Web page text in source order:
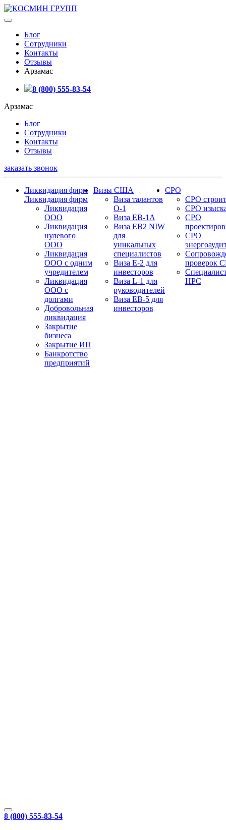
Блог
Сотрудники
Контакты
Отзывы
Арзамас
8 (800) 555-83-54
Арзамас
Блог
Сотрудники
Контакты
Отзывы
заказать звонок
Ликвидация фирм
Ликвидация фирм
Ликвидация
ООО
Ликвидация
нулевого
ООО
Ликвидация
ООО с одним
учредителем
Ликвидация
ООО с
долгами
Добровольная
ликвидация
Закрытие
бизнеса
Закрытие ИП
Банкротство
предприятий
Визы США
Виза талантов
О-1
Виза EB-1A
Виза EB2 NIW
для
уникальных
специалистов
Виза E-2 для
инвесторов
Виза L-1 для
руководителей
Виза EB-5 для
инвесторов
СРО
СРО
СРО
СРО
СРО
проверок
НРС
8 (800) 555-83-54